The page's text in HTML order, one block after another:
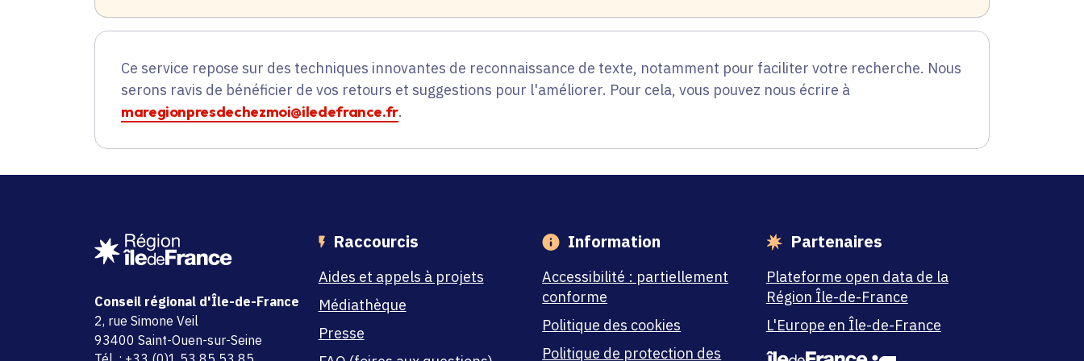
Ce service repose sur des techniques innovantes de reconnaissance de texte, notamment pour faciliter votre recherche. Nous
serons ravis de bénéficier de vos retours et suggestions pour l'améliorer. Pour cela, vous pouvez nous écrire à
maregionpresdechezmoi@iledefrance.fr.
Conseil régional d'Île-de-France
adresse
2, rue Simone Veil
code postal et commune
93400 Saint-Ouen-sur-Seine
Raccourcis
Aides et appels à projets
Médiathèque
Presse
Information
Accessibilité : partiellement
conforme
Politique des cookies
Politique de protection des
Partenaires
Plateforme open data de la
Région Île-de-France
L'Europe en Île-de-France